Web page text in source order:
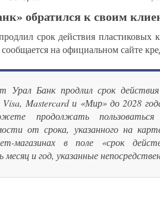
обратился к своим
срок действия пластиковых
на официальном сайте
Урал Банк продлил срок
Mastercard и «Мир» до 2028
продолжать
от срока, указанного на
магазинах в поле «срок
месяц и год, указанные